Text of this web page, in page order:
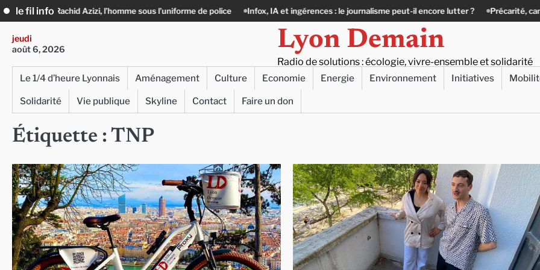
Skip
to
content
le fil info
l’homme sous l’uniforme de police Infox, IA et ingérences : le journalisme peut-il encore lutter ? Précarité, canicule, solitude :
jeudi
août 6, 2026
Lyon Demain
Radio de solutions : écologie, vivre-ensemble et solidarité
Le 1/4 d’heure Lyonnais Aménagement Culture Economie Energie Environnement Initiatives
Solidarité
Vie publique Skyline Contact Faire un don
Étiquette : TNP